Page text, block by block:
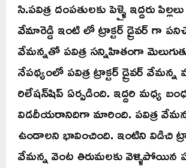
సి.పవిత్ర దంపతులకు పెళ్ళై ఇద్దరు
వేమారెడ్డి ఇంటి లో ట్రాక్టర్ డ్రైవర్ గా
వేమన్నతో పవిత్ర సన్నిహితంగా
నేపథ్యంలో పవిత్ర ట్రాక్టర్ డ్రైవర్ వేమన్న
రిలేషన్‌షిప్ ఏర్పడింది. ఇద్దరి మధ్య
విడదీయరానిదిగా మారింది. పవిత్ర
ఉండాలని భావించింది. ఇంటిని విడిచి
వేమన్న వెంట తిరుమలకు వెళ్ళిపోయిన